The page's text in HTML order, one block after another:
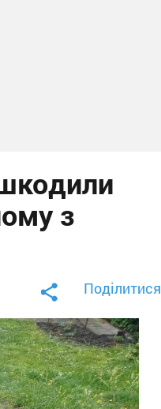
з
Поділитися